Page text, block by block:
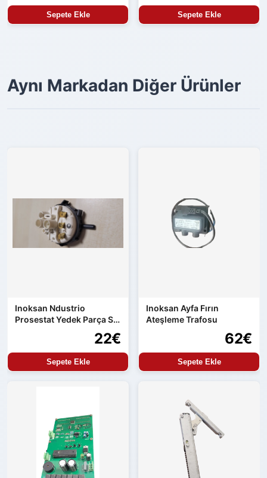
Sepete Ekle Sepete Ekle
Aynı Markadan Diğer Ürünler
Inoksan Ndustrio
Prosestat Yedek Parça Su
22€
Sepete Ekle
Inoksan Ayfa Fırın
Ateşleme Trafosu
62€
Sepete Ekle